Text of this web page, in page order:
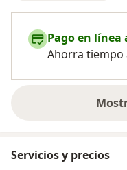
Pago en línea
Ahorra tiempo
Servicios y precios